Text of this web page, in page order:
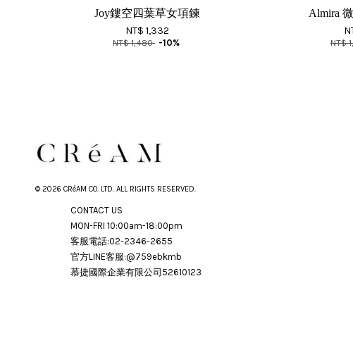
Joy鏤空四葉草女項鍊
NT$ 1,332
NT$ 1,480 -10%
Almira
NT$
© 2026 CRéAM CO. LTD. ALL RIGHTS RESERVED.
CONTACT US
MON-FRI 10:00am-18:00pm
客服電話:02-2346-2655
官方LINE客服:@759ebkmb
慕捷國際企業有限公司52610123